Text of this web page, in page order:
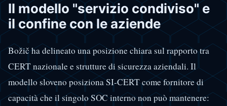
Il modello "servizio condiviso" e
il confine con le aziende
Božič ha delineato una posizione chiara sul rapporto tra
CERT nazionale e strutture di sicurezza aziendali. Il
modello sloveno posiziona SI-CERT come fornitore di
capacità che il singolo SOC interno non può mantenere: